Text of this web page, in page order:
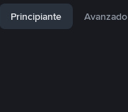
Principiante Avanzado